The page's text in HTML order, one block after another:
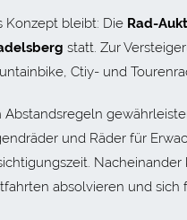
Konzept bleibt: Die Rad-
statt. Zur
Ctiy- und
Abstandsregeln
und Räder für
absolvieren und